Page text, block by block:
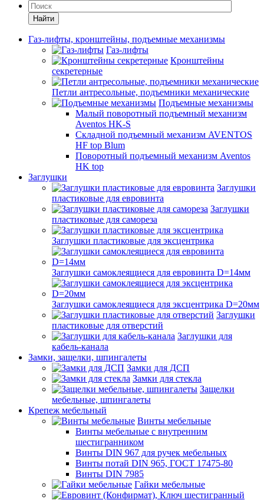
Найти
Газ-лифты, кронштейны, подъемные механизмы
Газ-лифты
Кронштейны
секретерные
Петли антресольные, подъемники механические
Подъемные механизмы
Малый поворотный подъемный механизм
Aventos HK-S
Складной подъемный механизм AVENTOS
HF top Blum
Поворотный подъемный механизм Aventos
HK top
Заглушки
Заглушки
пластиковые для евровинта
Заглушки
пластиковые для самореза
Заглушки пластиковые для эксцентрика
Заглушки самоклеящиеся для евровинта D=14мм
Заглушки самоклеящиеся для эксцентрика D=20мм
Заглушки
пластиковые для отверстий
Заглушки для
кабель-канала
Замки, защелки, шпингалеты
Замки для ДСП
Замки для стекла
Защелки
мебельные, шпингалеты
Крепеж мебельный
Винты мебельные
Винты мебельные с внутренним
шестигранником
Винты DIN 967 для ручек мебельных
Винты потай DIN 965, ГОСТ 17475-80
Винты DIN 7985
Гайки мебельные